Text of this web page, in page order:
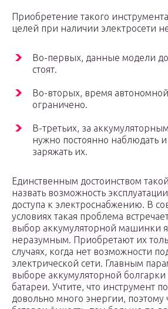
Приобретение такого
целей при наличии электросети
Во-первых, данные модели
стоят.
Во-вторых, время
ограничено.
В-третьих, за
нужно постоянно наблюдать
заряжать их.
Единственным достоинством
назвать возможность
доступа к электроснабжению. В
условиях такая проблема
выбор аккумуляторной машинки
неразумным. Приобретают их
случаях, когда нет возможности
электрической сети. Главным
выборе аккумуляторной болгарки
батареи. Учтите, что инструмент
довольно много энергии,